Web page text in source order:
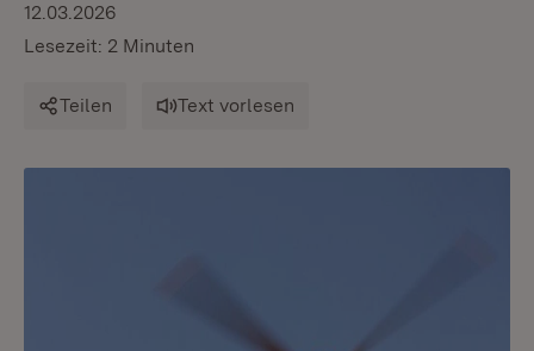
12.03.2026
Lesezeit: 2 Minuten
Teilen Text vorlesen